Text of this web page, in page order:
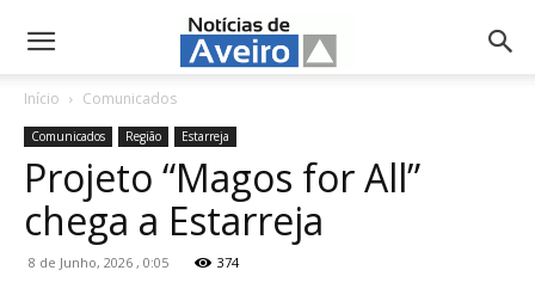
NotíciasdeAveiro.pt
Início Comunicados
Comunicados Região Estarreja
Projeto “Magos for All”
chega a Estarreja
8 de Junho, 2026 , 0:05 374